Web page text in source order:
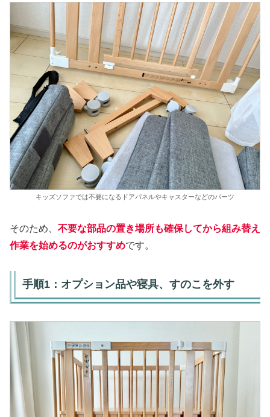
キッズソファでは不要になるドアパネルやキャスターなどのパーツ
そのため、 不要な部品の置き場所も確保してから組み替え
作業を始めるのがおすすめです。
手順1：オプション品や寝具、すのこを外す